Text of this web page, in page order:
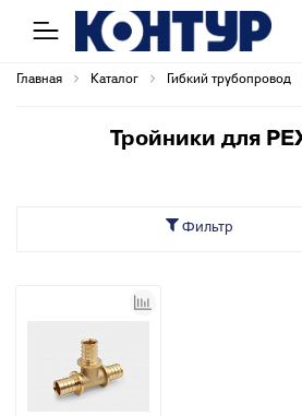
Главная Каталог Гибкий трубопровод
Тройники для
Фильтр